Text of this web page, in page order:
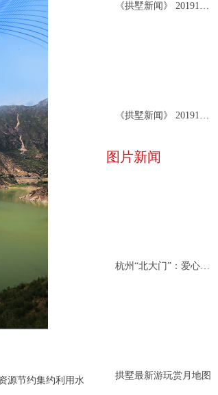
源节约集约利用水
《拱墅新闻》 20191126
《拱墅新闻》 20191119
图片新闻
杭州“北大门”：爱心接力 携手同行
拱墅最新游玩赏月地图